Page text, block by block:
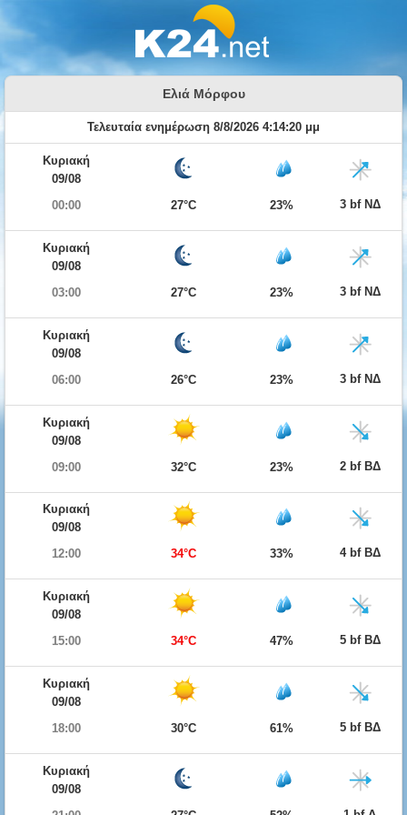
Ελιά Μόρφου
Τελευταία ενημέρωση 8/8/2026 4:14:20 μμ
Κυριακή
09/08
00:00
27°C 23% 3 bf ΝΔ
Κυριακή
09/08
03:00
27°C 23% 3 bf ΝΔ
Κυριακή
09/08
06:00
26°C 23% 3 bf ΝΔ
Κυριακή
09/08
09:00
32°C 23% 2 bf ΒΔ
Κυριακή
09/08
12:00
34°C 33% 4 bf ΒΔ
Κυριακή
09/08
15:00
34°C 47% 5 bf ΒΔ
Κυριακή
09/08
18:00
30°C 61% 5 bf ΒΔ
Κυριακή
09/08